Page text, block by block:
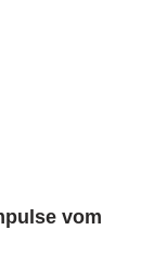
vom